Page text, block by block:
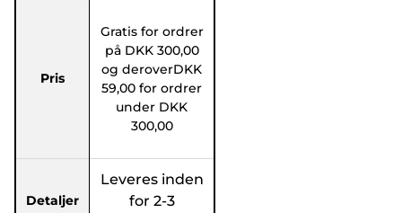
Pris
Gratis for ordrer
på DKK 300,00
og deroverDKK
59,00 for ordrer
under DKK
300,00
Detaljer
Leveres inden
for 2-3